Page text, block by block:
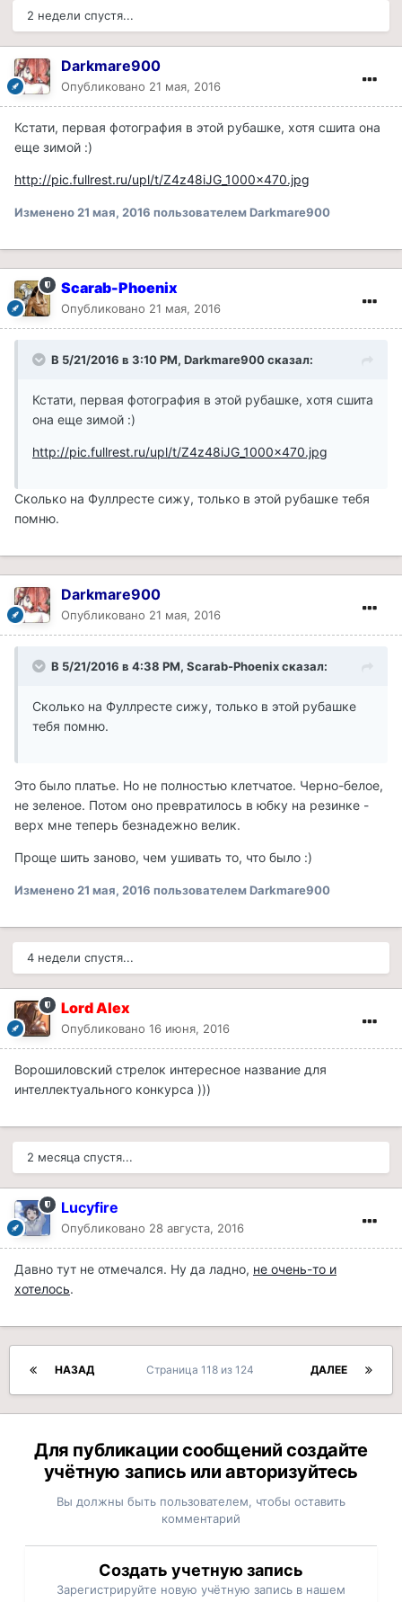
2 недели спустя...
Darkmare900
Опубликовано 21 мая, 2016
Кстати, первая фотография в этой рубашке, хотя сшита она
еще зимой :)
http://pic.fullrest.ru/upl/t/Z4z48iJG_1000x470.jpg
Изменено 21 мая, 2016 пользователем Darkmare900
Scarab-Phoenix
Опубликовано 21 мая, 2016
В 5/21/2016 в 3:10 PM, Darkmare900 сказал:
Кстати, первая фотография в этой рубашке, хотя сшита
она еще зимой :)
http://pic.fullrest.ru/upl/t/Z4z48iJG_1000x470.jpg
Сколько на Фуллресте сижу, только в этой рубашке тебя
помню.
Darkmare900
Опубликовано 21 мая, 2016
В 5/21/2016 в 4:38 PM, Scarab-Phoenix сказал:
Сколько на Фуллресте сижу, только в этой рубашке
тебя помню.
Это было платье. Но не полностью клетчатое. Черно-белое,
не зеленое. Потом оно превратилось в юбку на резинке -
верх мне теперь безнадежно велик.
Проще шить заново, чем ушивать то, что было :)
Изменено 21 мая, 2016 пользователем Darkmare900
4 недели спустя...
Lord Alex
Опубликовано 16 июня, 2016
Ворошиловский стрелок интересное название для
интеллектуального конкурса )))
2 месяца спустя...
Lucyfire
Опубликовано 28 августа, 2016
Давно тут не отмечался. Ну да ладно, не очень-то и
хотелось.
НАЗАД ДАЛЕЕ
Страница 118 из 124
Для публикации сообщений создайте
учётную запись или авторизуйтесь
Вы должны быть пользователем, чтобы оставить
комментарий
Создать учетную запись
Зарегистрируйте новую учётную запись в нашем